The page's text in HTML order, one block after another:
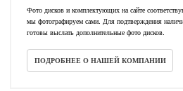
Фото дисков и комплектующих на сайте
мы фотографируем сами. Для подтверждения
готовы выслать дополнительные фото дисков.
ПОДРОБНЕЕ О НАШЕЙ КОМПАНИИ